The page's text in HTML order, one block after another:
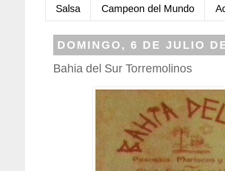
Salsa Campeon del Mundo
DOMINGO, 6 DE JULIO
Bahia del Sur Torremolinos